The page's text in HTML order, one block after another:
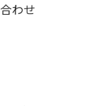
わせ